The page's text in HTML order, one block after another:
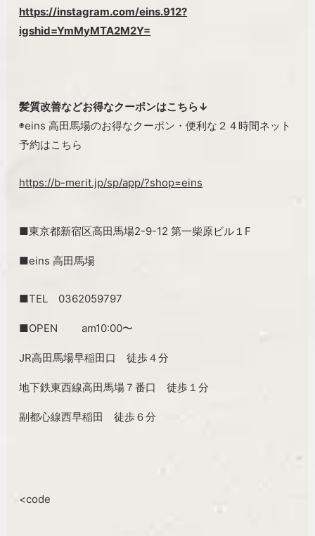
https://instagram.com/eins.912?
igshid=YmMyMTA2M2Y=
髪質改善などお得なクーポンはこちら↓
◉eins 高田馬場のお得なクーポン・便利な２４時間ネット
予約はこちら
https://b-merit.jp/sp/app/?shop=eins
■東京都新宿区高田馬場2-9-12 第一柴原ビル１F
■eins 高田馬場
■TEL 0362059797
■OPEN am10:00〜
JR高田馬場早稲田口 徒歩４分
地下鉄東西線高田馬場７番口 徒歩１分
副都心線西早稲田 徒歩６分
<code